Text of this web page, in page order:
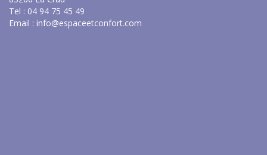
Tel : 04 94 75 45 49
Email : info@espaceetconfort.com